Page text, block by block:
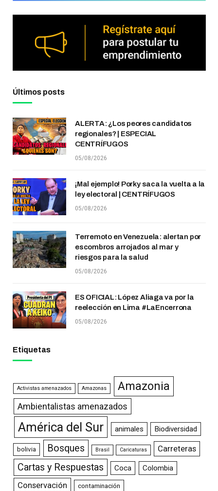
Últimos posts
ALERTA: ¿Los peores candidatos
regionales? | ESPECIAL
CENTRÍFUGOS
05/08/2026
¡Mal ejemplo! Porky saca la vuelta a la
ley electoral | CENTRÍFUGOS
05/08/2026
Terremoto en Venezuela: alertan por
escombros arrojados al mar y
riesgos para la salud
05/08/2026
ES OFICIAL: López Aliaga va por la
reelección en Lima #LaEncerrona
05/08/2026
Etiquetas
Activistas amenazados Amazonas Amazonia
Ambientalistas amenazados
América del Sur animales Biodiversidad
bolivia Bosques Brasil Caricaturas Carreteras
Cartas y Respuestas Coca Colombia
Conservación contaminación